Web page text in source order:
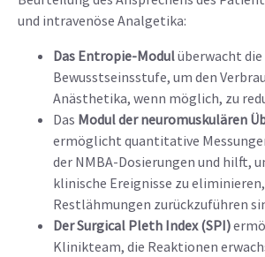
und intravenöse Analgetika:
Das Entropie-Modulüberwacht die
Bewusstseinsstufe, um den
Anästhetika, wenn möglich, zu
Das Modul der neuromuskulären
ermöglicht quantitative
der NMBA-Dosierungen und hilft,
klinische Ereignisse zu
Restlähmungen zurückzuführen
Der Surgical Pleth Index (SPI)
Klinikteam, die Reaktionen